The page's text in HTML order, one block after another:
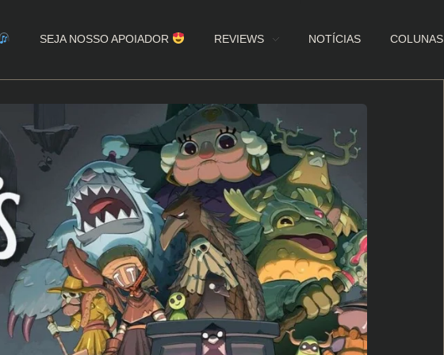
SEJA NOSSO APOIADOR REVIEWS NOTÍCIAS COLUNAS